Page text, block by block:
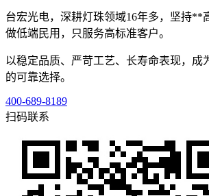
台宏光电，深耕灯珠领域16年多，坚持**
做低端民用，只服务高标准客户。
以稳定品质、严苛工艺、长寿命表现，成
的可靠选择。
400-689-8189
扫码联系